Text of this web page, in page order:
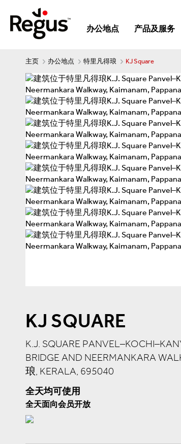
办公地点 产品及服务
主页 办公地点 特里凡得琅 KJ Square
KJ SQUARE
K.J. SQUARE
BRIDGE AND NEERMANKARA
琅, KERALA, 695040
全天均可使用
全天面向会员开放